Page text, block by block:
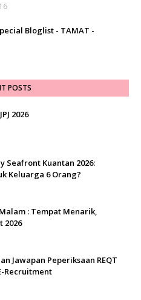
Bloglist - TAMAT -
POSTS
2026
Seafront Kuantan 2026:
Keluarga 6 Orang?
: Tempat Menarik,
2026
Jawapan Peperiksaan REQT
Recruitment